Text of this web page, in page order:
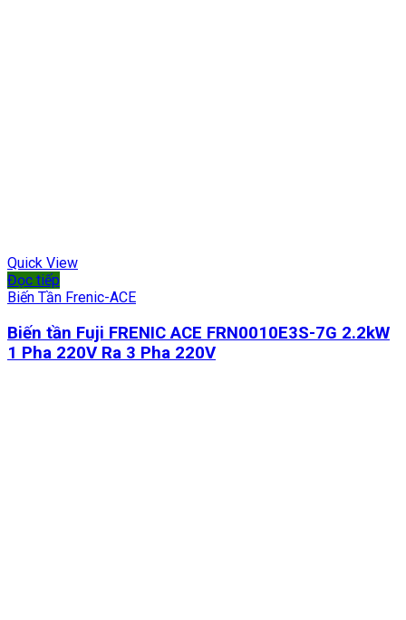
Quick View
Đọc tiếp
Biến Tần Frenic-ACE
Biến tần Fuji FRENIC ACE FRN0010E3S-7G 2.2kW
1 Pha 220V Ra 3 Pha 220V